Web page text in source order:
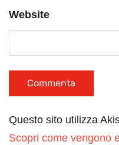
Website
Questo sito utilizza
Scopri come vengono